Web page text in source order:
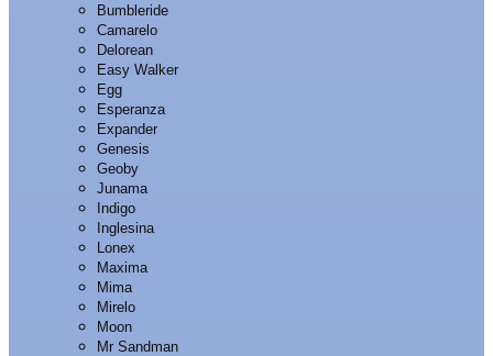
Bumbleride
Camarelo
Delorean
Easy Walker
Egg
Esperanza
Expander
Genesis
Geoby
Junama
Indigo
Inglesina
Lonex
Maxima
Mima
Mirelo
Moon
Mr Sandman